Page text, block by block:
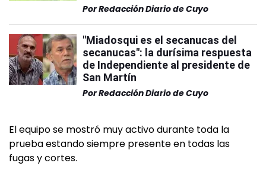
PorRedacción Diario de Cuyo
"Miadosqui es el secanucas del
secanucas": la durísima respuesta
de Independiente al presidente de
San Martín
PorRedacción Diario de Cuyo
El equipo se mostró muy activo durante toda la
prueba estando siempre presente en todas las
fugas y cortes.